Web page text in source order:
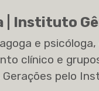
| Instituto
e
clínico e
pelo